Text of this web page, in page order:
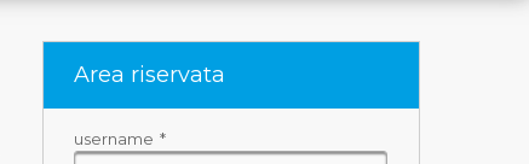
Area riservata
username *